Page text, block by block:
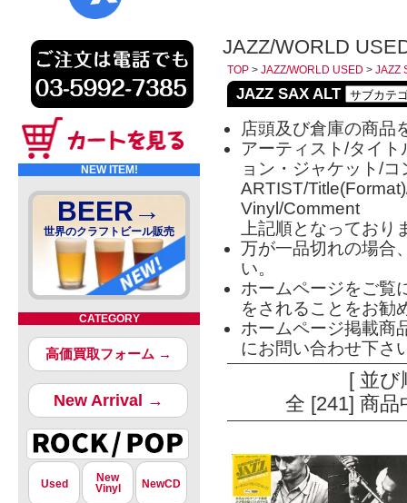
NEW ITEM!
BEER→
世界のクラフトビール販売
CATEGORY
高価買取フォーム →
New Arrival →
Used
New
Vinyl
NewCD
JAZZ/WORLD
TOP > JAZZ/WORLD USED > JAZZ
JAZZ SAX ALT
店頭及び倉庫の商品
アーティスト/タイ
ョン・ジャケット/
ARTIST/
Vinyl/Comment
上記順となっており
万が一品切れの場合
い。
ホームページをご覧
をされることをお勧
ホームページ掲載商
にお問い合わせ下さ
[ 並
全 [241] 商